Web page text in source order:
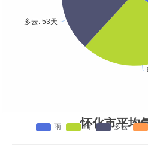
怀化市平均